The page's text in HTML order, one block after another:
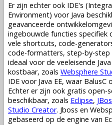
Er zijn echter ook IDE's
Environment) voor Java
geavanceerde
ingebouwde functies
vele shortcuts, code-
code-formatters, step-by-
ideaal voor de veeleisende
kostbaar, zoals Websphere
IDE voor Java EE, waar
Echter er zijn ook gratis open-
beschikbaar, zoals Eclipse,
Studio Creator. Jboss en
gebaseerd op de engine van